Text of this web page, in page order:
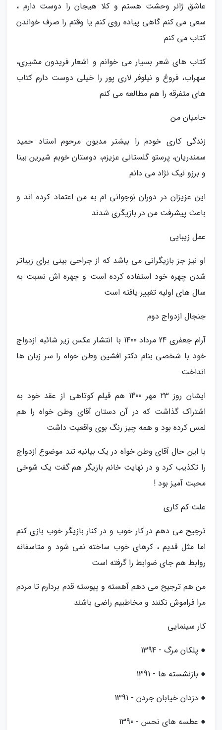
عاشق ژانر وحشت هستم و کلا هیجان را دوست دارم ،
سعی می کنم گاهی پیاده روی کنم یا وقتم را صرف خواندن
کتاب می کنم
کتاب های شعر بسیار می خوانم و اشعار فریدون مشیری،
سهراب، فروغ و نیلوفر لاری پور را خیلی دوست دارم کتاب
های متفرقه را هم مطالعه می کنم
حامیان من
زندگی کاری خودم را بیشتر مدیون مرحوم استاد حمید
سمندریان، پرستو گلستانی عزیزم، دوستان خوبم شیرین بینا
و برزو نیک نژاد می دانم
این عزیزان در دوران نوجوانی ام به من اعتماد کرده اند و
باعث پیشرفت من در بازیگری شدند
عمل زیبایی
او نیز جز بازیگرانی می باشد که از جراحی بینی برای زیباتر
شدن چهره خود استفاده کرده است و چهره اش نسبت به
سال های اولیه تغییر یافته است
جنجال ازدواج دوم
آرام جعفری 24 مرداد 1400 با انتشار عکس زیر شائبه ازدواج
خود با شخصی بنام دکتر افشین وطن خواه را سر زبان ها
انداخت
ایشان روز 23 مهر 1400 هم قیلم کوتاهی از عقد خود به
اشتراک گذاشت که در آن دستان آقای وطن خواه را هم
لمس کرده بود و همه چیز رنگ بوی واقعیت داشت
با این حال آقای وطن خواه در یک بیانیه تند موضوع ازدواج
را تکذیب کرد و در نهایت خانم بازیگر هم گفت یک شوخی
محبت آمیز بود !
علت کم کاری
ترجیح می دهم در کار خوب و در کنار بازیگر خوب بازی کنم
اما مثل قدیم ، کرهای خوب ساخته نمی شود و متاسفانه
روابط هم جای ضوابط را گرفته است
من هم ترجیح می دهم آهسته و پیوسته قدم بردارم تا مردم
مرا فراموش نکنند و مخاطبیم راضی باشند
کار سینمایی
● پلکان مرگ - 1394
● بازنشسته ها - 1391
● دزدان خیابان جردن - 1391
● عطسه های نحس - 1390